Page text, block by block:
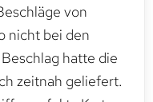
von
nicht bei den
hatte die
zeitnah geliefert.